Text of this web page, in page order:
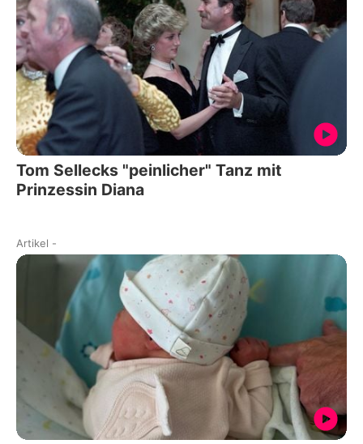
Tom Sellecks "peinlicher" Tanz mit
Prinzessin Diana
Artikel -